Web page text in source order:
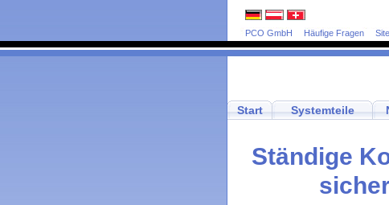
PCO GmbH Häufige Fragen
Start Systemteile
Ständige